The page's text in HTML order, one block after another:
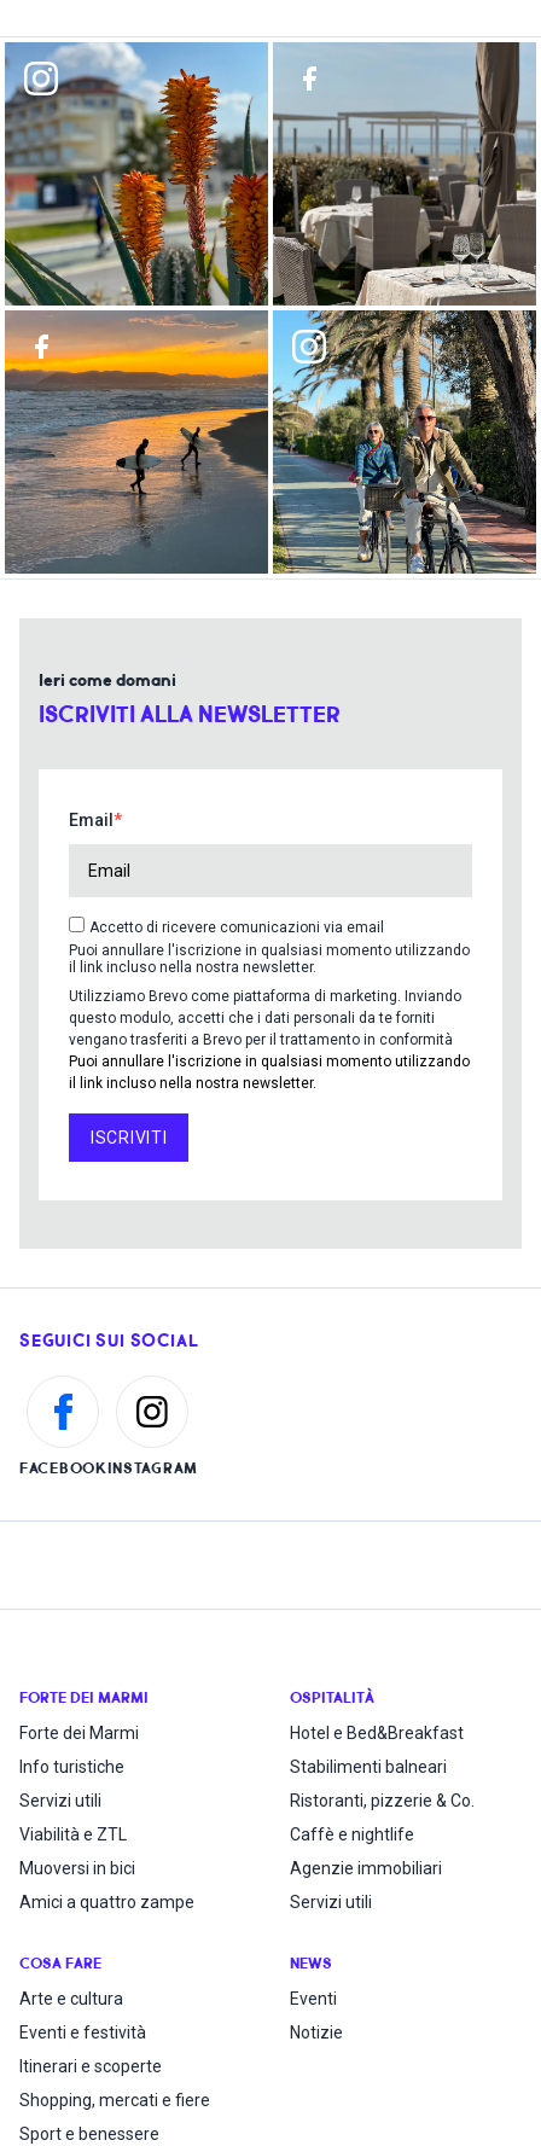
Ieri come domani
ISCRIVITI ALLA NEWSLETTER
Email
Accetto di ricevere comunicazioni via email
Puoi annullare l'iscrizione in qualsiasi momento utilizzando
il link incluso nella nostra newsletter.
Utilizziamo Brevo come piattaforma di marketing. Inviando
questo modulo, accetti che i dati personali da te forniti
vengano trasferiti a Brevo per il trattamento in conformità
Puoi annullare l'iscrizione in qualsiasi momento utilizzando
il link incluso nella nostra newsletter.
ISCRIVITI
SEGUICI SUI SOCIAL
FACEBOOKINSTAGRAM
FORTE DEI MARMI
Forte dei Marmi
Info turistiche
Servizi utili
Viabilità e ZTL
Muoversi in bici
Amici a quattro zampe
OSPITALITÀ
Hotel e Bed&Breakfast
Stabilimenti balneari
Ristoranti, pizzerie & Co.
Caffè e nightlife
Agenzie immobiliari
Servizi utili
COSA FARE
Arte e cultura
Eventi e festività
Itinerari e scoperte
Shopping, mercati e fiere
Sport e benessere
NEWS
Eventi
Notizie